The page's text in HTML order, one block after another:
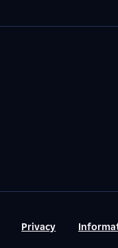
Privacy